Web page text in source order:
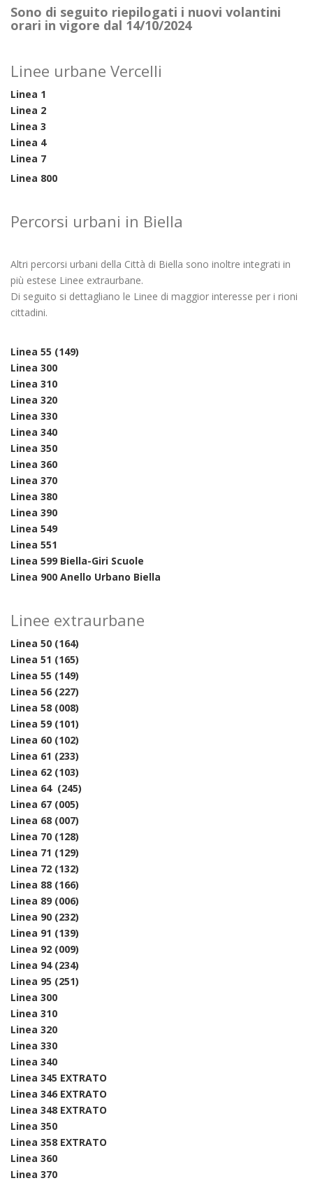
Sono di seguito riepilogati i nuovi volantini
orari in vigore dal 14/10/2024
Linee urbane Vercelli
Linea 1
Linea 2
Linea 3
Linea 4
Linea 7
Linea 800
Percorsi urbani in Biella
Altri percorsi urbani della Città di Biella sono inoltre integrati in
più estese Linee extraurbane.
Di seguito si dettagliano le Linee di maggior interesse per i rioni
cittadini.
Linea 55 (149)
Linea 300
Linea 310
Linea 320
Linea 330
Linea 340
Linea 350
Linea 360
Linea 370
Linea 380
Linea 390
Linea 549
Linea 551
Linea 599 Biella-Giri Scuole
Linea 900 Anello Urbano Biella
Linee extraurbane
Linea 50 (164)
Linea 51 (165)
Linea 55 (149)
Linea 56 (227)
Linea 58 (008)
Linea 59 (101)
Linea 60 (102)
Linea 61 (233)
Linea 62 (103)
Linea 64 (245)
Linea 67 (005)
Linea 68 (007)
Linea 70 (128)
Linea 71 (129)
Linea 72 (132)
Linea 88 (166)
Linea 89 (006)
Linea 90 (232)
Linea 91 (139)
Linea 92 (009)
Linea 94 (234)
Linea 95 (251)
Linea 300
Linea 310
Linea 320
Linea 330
Linea 340
Linea 345 EXTRATO
Linea 346 EXTRATO
Linea 348 EXTRATO
Linea 350
Linea 358 EXTRATO
Linea 360
Linea 370